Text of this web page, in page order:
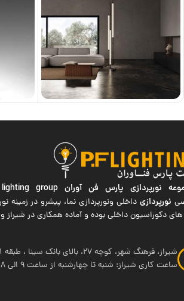
نورپردازی پارس فن آوران group
نورپردازیداخلی ونورپردازی نما، پیشرو در
های دکوراسیون داخلی بوده و آماده همکاری در شیراز
شیراز، فرهنگ شهر، کوچه 27، بالای بانک سینا ، طبقه 1
ساعت کاری شیراز: شنبه تا چهارشنبه از ساعت 9 الی 18 پنج شنبه 9 الی 14